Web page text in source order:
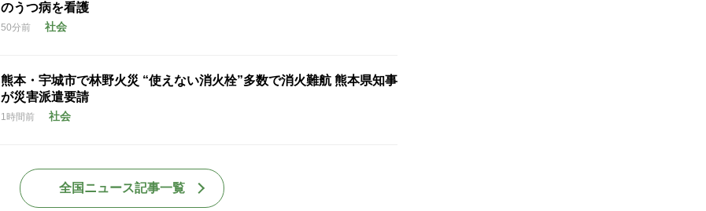
のうつ病を看護
50分前 社会
熊本・宇城市で林野火災 “使えない消火栓”多数で消火難航 熊本県知事
が災害派遣要請
1時間前 社会
全国ニュース記事一覧